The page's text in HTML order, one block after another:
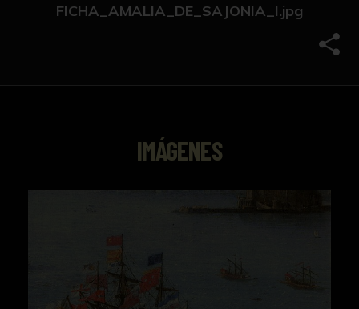
FICHA_AMALIA_DE_SAJONIA_I.jpg
IMÁGENES